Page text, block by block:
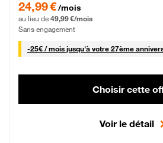
24,99 €/mois
au lieu de 49,99 €/mois
Sans engagement
-25€ / mois25 € par mois
jusqu'à votre 27ème
Choisir cette
Voir le détail